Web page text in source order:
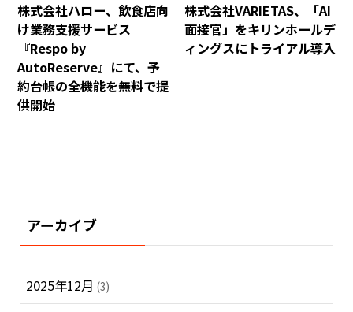
株式会社ハロー、飲食店向
け業務支援サービス
『Respo by
AutoReserve』にて、予
約台帳の全機能を無料で提
供開始
株式会社VARIETAS、「AI
面接官」をキリンホールデ
ィングスにトライアル導入
アーカイブ
2025年12月 (3)